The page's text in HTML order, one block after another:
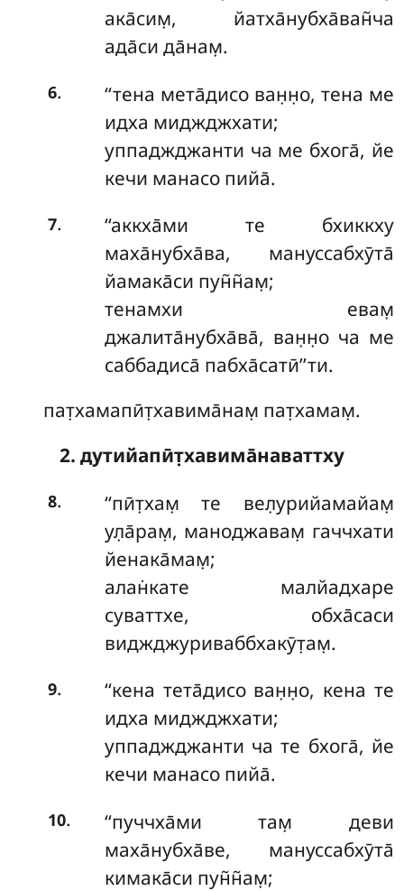
ака̄сим̣, йатха̄нубха̄ван̃ча
ада̄си да̄нам̣.
6.
‘‘тена мета̄дисо ван̣н̣о, тена ме
идха миджджхати;
уппаджджанти ча ме бхога̄, йе
кечи манасо пийа̄.
7.
‘‘аккха̄ми те бхиккху
маха̄нубха̄ва, мануссабхӯта̄
йамака̄си пун̃н̃ам̣;
тенамхи евам̣
джалита̄нубха̄ва̄, ван̣н̣о ча ме
саббадиса̄ пабха̄сатӣ’’ти.
пат̣хамапӣт̣хавима̄нам̣ пат̣хамам̣.
2. дутийапӣт̣хавима̄наваттху
8. ‘‘пӣт̣хам̣те вел̣урийамайам̣
ул̣а̄рам̣, маноджавам̣ гаччхати
йенака̄мам̣;
алан̇кате малйадхаре
суваттхе, обха̄саси
виджджуриваббхакӯт̣ам̣.
9.
‘‘кена тета̄дисо ван̣н̣о, кена те
идха миджджхати;
уппаджджанти ча те бхога̄, йе
кечи манасо пийа̄.
10.
‘‘пуччха̄ми там̣ деви
маха̄нубха̄ве, мануссабхӯта̄
кимака̄си пун̃н̃ам̣;